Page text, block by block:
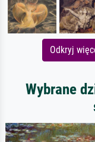
Odkryj
Wybrane